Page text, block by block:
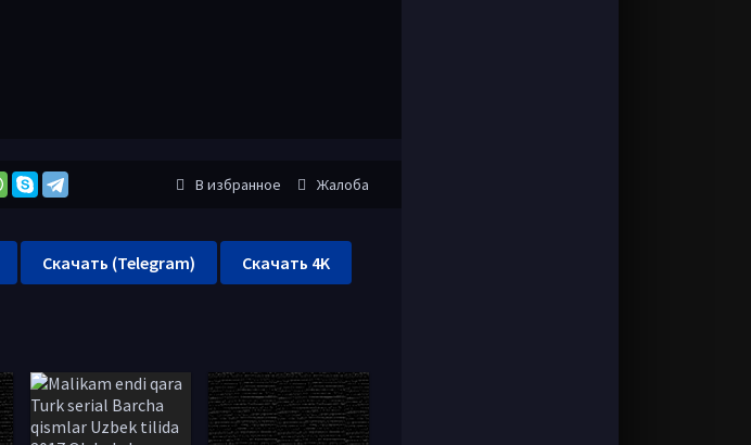
В избранное Жалоба
Скачать (Telegram) Скачать 4K